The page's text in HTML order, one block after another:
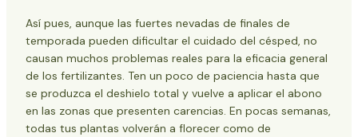
Así pues, aunque las fuertes nevadas de finales de
temporada pueden dificultar el cuidado del césped, no
causan muchos problemas reales para la eficacia general
de los fertilizantes. Ten un poco de paciencia hasta que
se produzca el deshielo total y vuelve a aplicar el abono
en las zonas que presenten carencias. En pocas semanas,
todas tus plantas volverán a florecer como de